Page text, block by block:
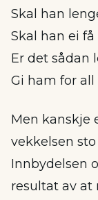
Skal han
Skal han ei
Er det sådan
Gi ham for all
Men kanskje
vekkelsen
Innbydelsen
resultat av at